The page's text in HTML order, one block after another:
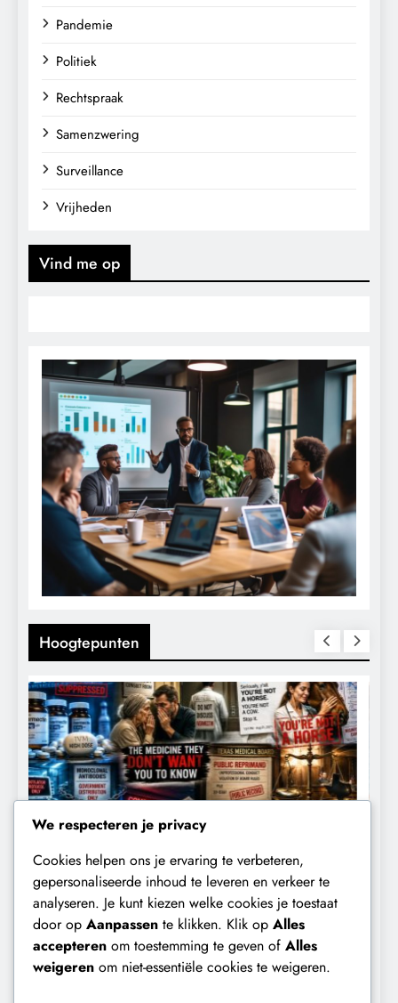
Pandemie
Politiek
Rechtspraak
Samenzwering
Surveillance
Vrijheden
Vind me op
Hoogtepunten
CONTROLE GEOPOLITIEK
De Realiteit aan de Grens van Ceuta:
Boots on the Ground.
2 dagen geleden
We respecteren je privacy
Cookies helpen ons je ervaring te verbeteren,
gepersonaliseerde inhoud te leveren en verkeer te
analyseren. Je kunt kiezen welke cookies je toestaat
door op Aanpassen te klikken. Klik op Alles
accepteren om toestemming te geven of Alles
weigeren om niet-essentiële cookies te weigeren.